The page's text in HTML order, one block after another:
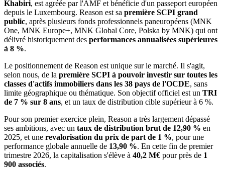
Khabiri, est agréée par l'AMF et bénéficie d'un passeport européen
depuis le Luxembourg. Reason est sa première SCPI grand
public, après plusieurs fonds professionnels paneuropéens (MNK
One, MNK Europe+, MNK Global Core, Polska by MNK) qui ont
délivré historiquement des performances annualisées supérieures
à 8 %.
Le positionnement de Reason est unique sur le marché. Il s'agit,
selon nous, de la première SCPI à pouvoir investir sur toutes les
classes d'actifs immobiliers dans les 38 pays de l'OCDE, sans
limite géographique ou thématique. Son objectif officiel est un TRI
de 7 % sur 8 ans, et un taux de distribution cible supérieur à 6 %.
Pour son premier exercice plein, Reason a très largement dépassé
ses ambitions, avec un taux de distribution brut de 12,90 % en
2025, et une revalorisation du prix de part de 1 %, pour une
performance globale annuelle de 13,90 %. En cette fin de premier
trimestre 2026, la capitalisation s'élève à 40,2 M€ pour près de 1
900 associés.